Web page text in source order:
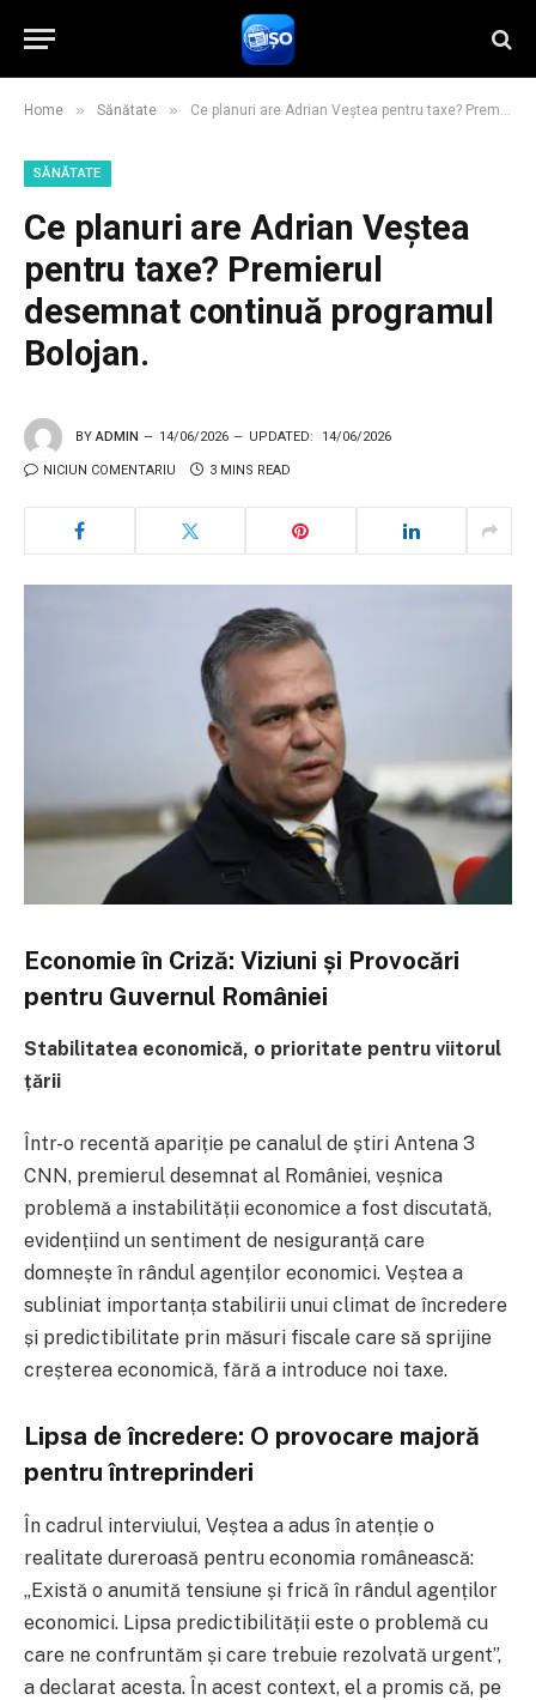
Home » Sănătate » Ce planuri are Adrian Veștea pentru taxe? Premierul desemnat continuă programul Bolojan.
SĂNĂTATE
Ce planuri are Adrian Veștea
pentru taxe? Premierul
desemnat continuă programul
Bolojan.
BY ADMIN 14/06/2026 UPDATED: 14/06/2026
NICIUN COMENTARIU 3 MINS READ
Economie în Criză: Viziuni și Provocări
pentru Guvernul României
Stabilitatea economică, o prioritate pentru viitorul
țării
Într-o recentă apariție pe canalul de știri Antena 3
CNN, premierul desemnat al României, veșnica
problemă a instabilității economice a fost discutată,
evidențiind un sentiment de nesiguranță care
domnește în rândul agenților economici. Veștea a
subliniat importanța stabilirii unui climat de încredere
și predictibilitate prin măsuri fiscale care să sprijine
creșterea economică, fără a introduce noi taxe.
Lipsa de încredere: O provocare majoră
pentru întreprinderi
În cadrul interviului, Veștea a adus în atenție o
realitate dureroasă pentru economia românească:
„Există o anumită tensiune și frică în rândul agenților
economici. Lipsa predictibilității este o problemă cu
care ne confruntăm și care trebuie rezolvată urgent”,
a declarat acesta. În acest context, el a promis că, pe